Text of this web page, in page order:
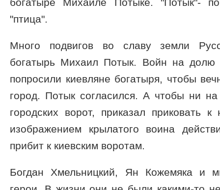
"птица".
Много подвигов во славу земли
богатырь Михаил Потык. Войн на
попросили киевляне богатыря, чтобы
город. Потык согласился. А чтобы ни
городских ворот, приказал
изображением крылатого воина
прибит к киевским воротам.
Богдан Хмельницкий, Ян Кожемяка и